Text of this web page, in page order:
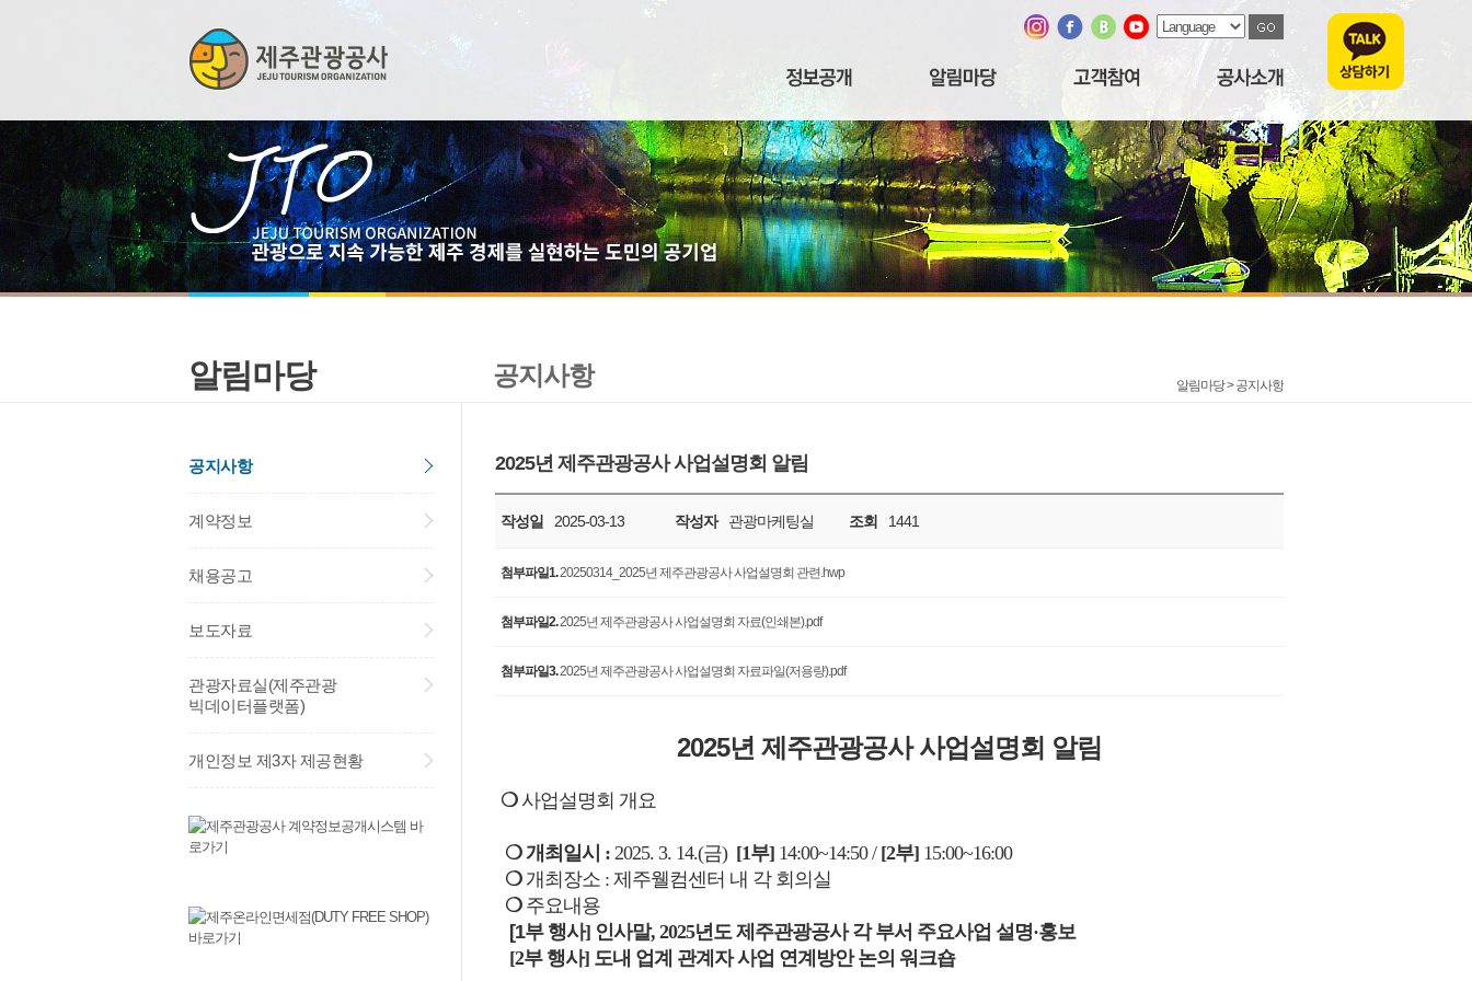
알림마당
공지사항
계약정보
채용공고
보도자료
관광자료실(제주관광
빅데이터플랫폼)
개인정보 제3자 제공현황
알림마당 >공지사항
공지사항
2025년 제주관광공사 사업설명회 알림
작성일 2025-03-13 작성자 관광마케팅실 조회 1441
첨부파일1.20250314_2025년 제주관광공사 사업설명회 관련.hwp
첨부파일2.2025년 제주관광공사 사업설명회 자료(인쇄본).pdf
첨부파일3.2025년 제주관광공사 사업설명회 자료파일(저용량).pdf
2025년 제주관광공사 사업설명회 알림
❍ 사업설명회 개요
❍개최일시 : 2025. 3. 14.(금) [1부] 14:00~14:50 / [2부] 15:00~16:00
❍ 개최장소 : 제주웰컴센터 내 각 회의실
❍ 주요내용
[1부 행사] 인사말, 2025년도 제주관광공사 각 부서 주요사업 설명·홍보
[2부 행사] 도내 업계 관계자 사업 연계방안 논의 워크숍